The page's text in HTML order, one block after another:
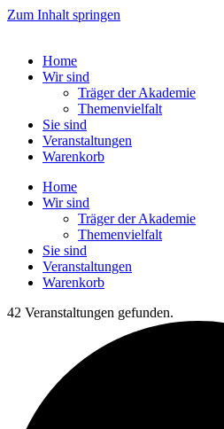
Zum Inhalt springen
Home
Wir sind
Träger der Akademie
Themenvielfalt
Sie sind
Veranstaltungen
Warenkorb
Home
Wir sind
Träger der Akademie
Themenvielfalt
Sie sind
Veranstaltungen
Warenkorb
42 Veranstaltungen gefunden.